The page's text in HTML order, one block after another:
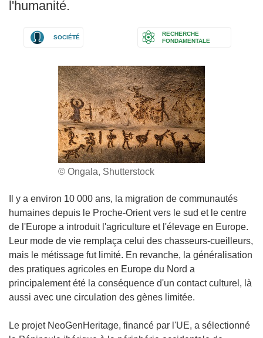
l'humanité.
SOCIÉTÉ
RECHERCHE
FONDAMENTALE
© Ongala, Shutterstock
Il y a environ 10 000 ans, la migration de communautés
humaines depuis le Proche-Orient vers le sud et le centre
de l'Europe a introduit l'agriculture et l'élevage en Europe.
Leur mode de vie remplaça celui des chasseurs-cueilleurs,
mais le métissage fut limité. En revanche, la généralisation
des pratiques agricoles en Europe du Nord a
principalement été la conséquence d'un contact culturel, là
aussi avec une circulation des gènes limitée.
Le projet NeoGenHeritage, financé par l'UE, a sélectionné